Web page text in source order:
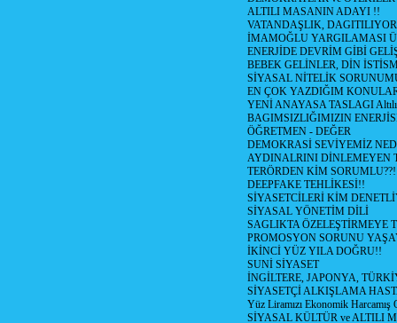
ALTILI MASANIN ADAYI !!
VATANDAŞLIK,
İMAMOĞLU YARGILAMASI
ENERJİDE DEVRİM GİBİ
BEBEK GELİNLER, DİN
SİYASAL NİTELİK
EN ÇOK YAZDIĞIM
YENİ ANAYASA TASLAGI Altılı
BAGIMSIZLIĞIMIZIN
ÖĞRETMEN - DEĞER
DEMOKRASİ SEVİYEMİZ
AYDINALRINI DİNLEMEYEN
TERÖRDEN KİM
DEEPFAKE TEHLİKESİ!!
SİYASETCİLERİ KİM
SİYASAL YÖNETİM DİLİ
SAGLIKTA ÖZELEŞTİRMEYE
PROMOSYON SORUNU
İKİNCİ YÜZ YILA DOĞRU!!
SUNİ SİYASET
İNGİLTERE, JAPONYA,
SİYASETÇİ ALKIŞLAMA
Yüz Liramızı Ekonomik Harcamış
SİYASAL KÜLTÜR ve ALTILI